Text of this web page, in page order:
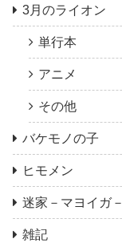
3月のライオン
単行本
アニメ
その他
バケモノの子
ヒモメン
迷家－マヨイガ－
雑記